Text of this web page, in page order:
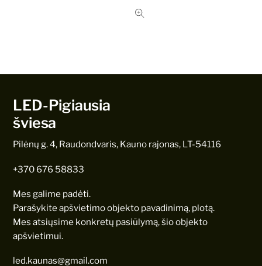
LED-Pigiausia
šviesa
Pilėnų g. 4, Raudondvaris, Kauno rajonas, LT-54116
+370 676 58833
Mes galime padėti.
Parašykite apšvietimo objekto pavadinimą, plotą.
Mes atsiųsime konkretų pasiūlymą, šio objekto
apšvietimui.
led.kaunas@gmail.com